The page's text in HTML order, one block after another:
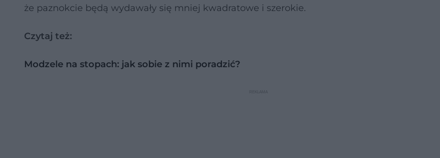
że paznokcie będą wydawały się mniej kwadratowe i szerokie.
Czytaj też:
Modzele na stopach: jak sobie z nimi poradzić?